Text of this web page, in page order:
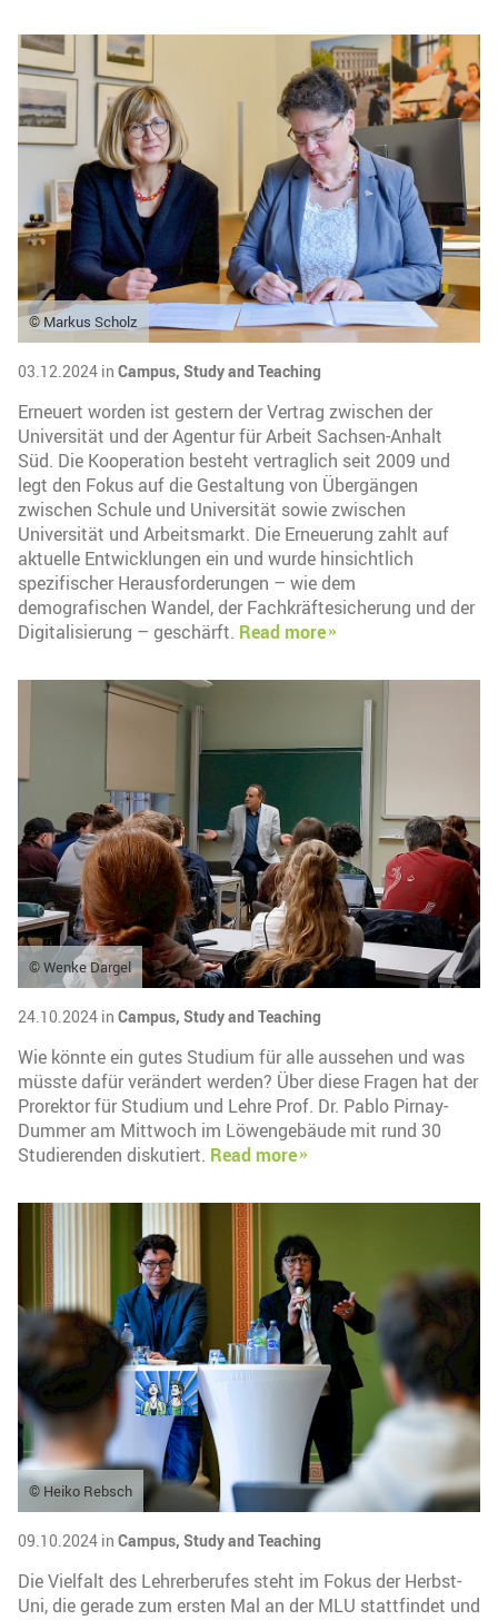
© Markus Scholz
03.12.2024 in Campus, Study and Teaching
Erneuert worden ist gestern der Vertrag zwischen der
Universität und der Agentur für Arbeit Sachsen-Anhalt
Süd. Die Kooperation besteht vertraglich seit 2009 und
legt den Fokus auf die Gestaltung von Übergängen
zwischen Schule und Universität sowie zwischen
Universität und Arbeitsmarkt. Die Erneuerung zahlt auf
aktuelle Entwicklungen ein und wurde hinsichtlich
spezifischer Herausforderungen – wie dem
demografischen Wandel, der Fachkräftesicherung und der
Digitalisierung – geschärft. Read more
© Wenke Dargel
24.10.2024 in Campus, Study and Teaching
Wie könnte ein gutes Studium für alle aussehen und was
müsste dafür verändert werden? Über diese Fragen hat der
Prorektor für Studium und Lehre Prof. Dr. Pablo Pirnay-
Dummer am Mittwoch im Löwengebäude mit rund 30
Studierenden diskutiert. Read more
© Heiko Rebsch
09.10.2024 in Campus, Study and Teaching
Die Vielfalt des Lehrerberufes steht im Fokus der Herbst-
Uni, die gerade zum ersten Mal an der MLU stattfindet und